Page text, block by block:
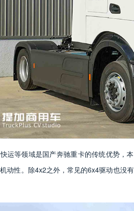
运等领域是国产奔驰重卡的传统优势，
动性。除4x2之外，常见的6x4驱动也没